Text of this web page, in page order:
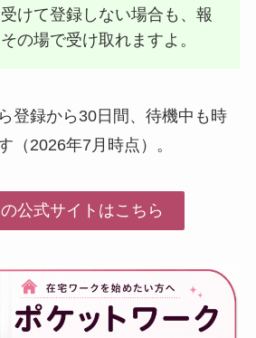
けて登録しない場合も、報
の場で受け取れますよ。
登録から30日間、待機中も時
（2026年7月時点）。
公式サイトはこちら